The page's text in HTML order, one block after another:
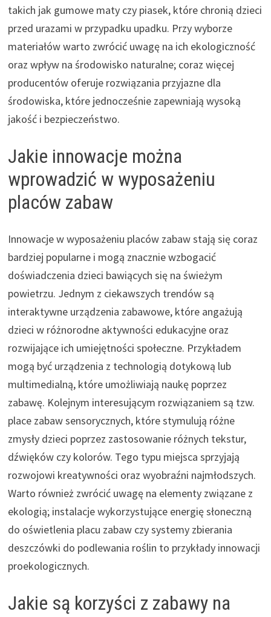
takich jak gumowe maty czy piasek, które chronią dzieci
przed urazami w przypadku upadku. Przy wyborze
materiałów warto zwrócić uwagę na ich ekologiczność
oraz wpływ na środowisko naturalne; coraz więcej
producentów oferuje rozwiązania przyjazne dla
środowiska, które jednocześnie zapewniają wysoką
jakość i bezpieczeństwo.
Jakie innowacje można
wprowadzić w wyposażeniu
placów zabaw
Innowacje w wyposażeniu placów zabaw stają się coraz
bardziej popularne i mogą znacznie wzbogacić
doświadczenia dzieci bawiących się na świeżym
powietrzu. Jednym z ciekawszych trendów są
interaktywne urządzenia zabawowe, które angażują
dzieci w różnorodne aktywności edukacyjne oraz
rozwijające ich umiejętności społeczne. Przykładem
mogą być urządzenia z technologią dotykową lub
multimedialną, które umożliwiają naukę poprzez
zabawę. Kolejnym interesującym rozwiązaniem są tzw.
place zabaw sensorycznych, które stymulują różne
zmysły dzieci poprzez zastosowanie różnych tekstur,
dźwięków czy kolorów. Tego typu miejsca sprzyjają
rozwojowi kreatywności oraz wyobraźni najmłodszych.
Warto również zwrócić uwagę na elementy związane z
ekologią; instalacje wykorzystujące energię słoneczną
do oświetlenia placu zabaw czy systemy zbierania
deszczówki do podlewania roślin to przykłady innowacji
proekologicznych.
Jakie są korzyści z zabawy na